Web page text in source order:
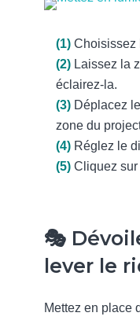
(1) Choisissez
(2) Laissez la
éclairez-la.
(3) Déplacez
zone du
(4) Réglez le
(5) Cliquez sur
🎭
lever le
Mettez en place